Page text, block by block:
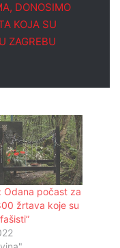
DONOSIMO
KOJA SU
ZAGREBU
Odana počast za
žrtava koje su